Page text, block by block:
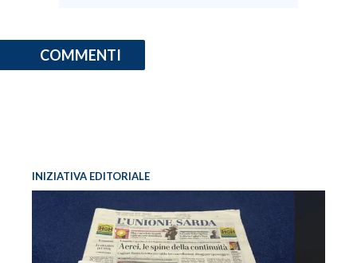
COMMENTI
INIZIATIVA EDITORIALE